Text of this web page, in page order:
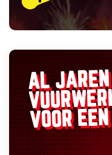
AL
VOOR